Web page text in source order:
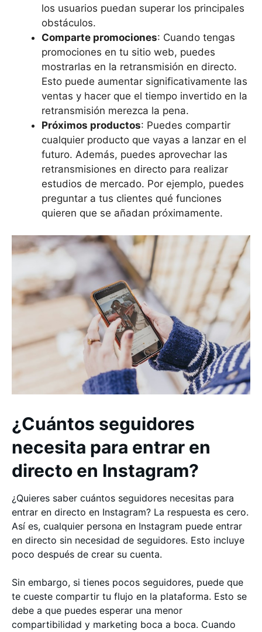
los usuarios puedan superar los principales
obstáculos.
Comparte promociones: Cuando tengas
promociones en tu sitio web, puedes
mostrarlas en la retransmisión en directo.
Esto puede aumentar significativamente las
ventas y hacer que el tiempo invertido en la
retransmisión merezca la pena.
Próximos productos: Puedes compartir
cualquier producto que vayas a lanzar en el
futuro. Además, puedes aprovechar las
retransmisiones en directo para realizar
estudios de mercado. Por ejemplo, puedes
preguntar a tus clientes qué funciones
quieren que se añadan próximamente.
¿Cuántos seguidores
necesita para entrar en
directo en Instagram?
¿Quieres saber cuántos seguidores necesitas para
entrar en directo en Instagram? La respuesta es cero.
Así es, cualquier persona en Instagram puede entrar
en directo sin necesidad de seguidores. Esto incluye
poco después de crear su cuenta.
Sin embargo, si tienes pocos seguidores, puede que
te cueste compartir tu flujo en la plataforma. Esto se
debe a que puedes esperar una menor
compartibilidad y marketing boca a boca. Cuando